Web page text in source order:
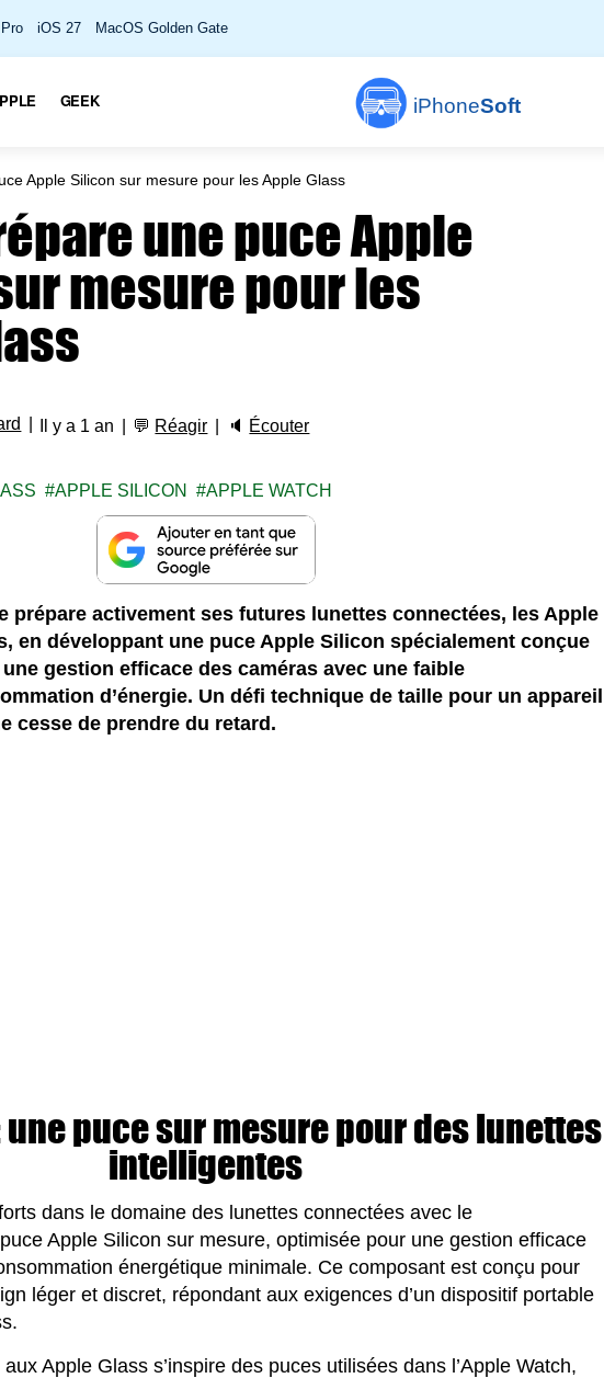
iOS 27 MacOS Golden Gate
iPhoneSoft
GEEK
Apple Silicon sur mesure pour les Apple Glass
une puce Apple
mesure pour les
Il y a 1 an 💬 Réagir 🔈 Écouter
APPLE SILICON APPLE WATCH
prépare activement ses futures lunettes connectées, les Apple
en développant une puce Apple Silicon spécialement conçue
gestion efficace des caméras avec une faible
d’énergie. Un défi technique de taille pour un appareil
cesse de prendre du retard.
une puce sur mesure pour des lunettes
intelligentes
dans le domaine des lunettes connectées avec le
Apple Silicon sur mesure, optimisée pour une gestion efficace
énergétique minimale. Ce composant est conçu pour
léger et discret, répondant aux exigences d’un dispositif portable
Apple Glass s’inspire des puces utilisées dans l’Apple Watch,